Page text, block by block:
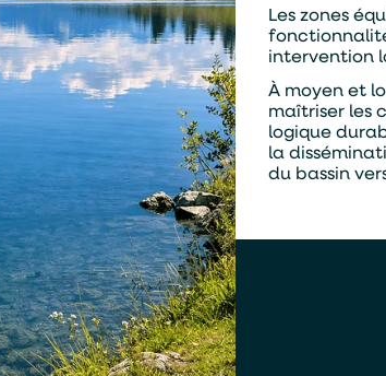
Les zones
intervention
À moyen et
maîtriser les
logique
la
du bassin